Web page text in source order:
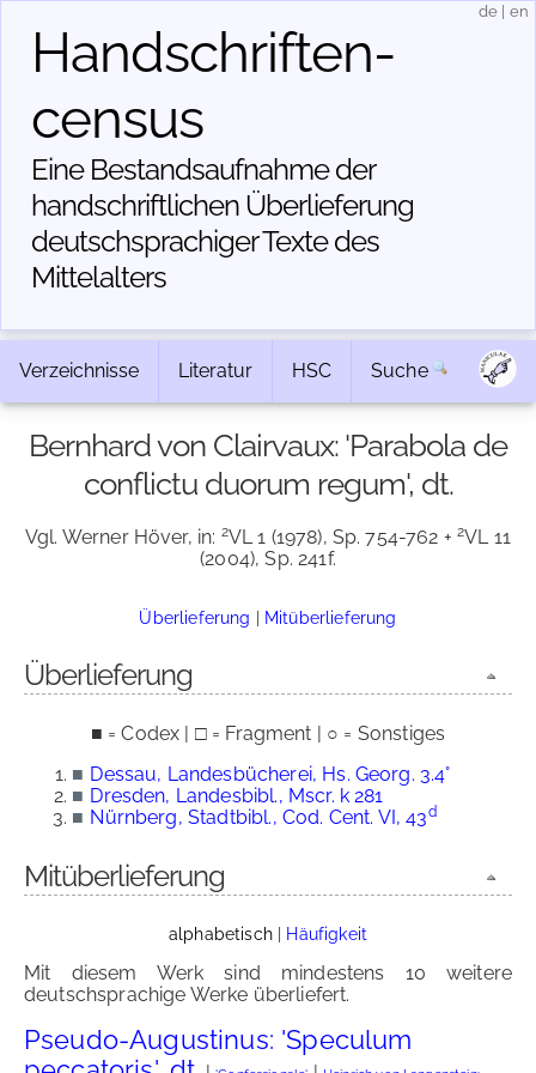
Handschriften­
census
Eine Bestandsaufnahme der
handschriftlichen Über­lieferung
deutschsprachiger Texte des
Mittelalters
de en
Verzeichnisse Literatur HSC Suche
Bernhard von Clairvaux: 'Parabola de
conflictu duorum regum', dt.
Vgl. Werner Höver, in: 2VL 1 (1978), Sp. 754-762 +2VL 11
(2004), Sp. 241f.
Überlieferung | Mitüberlieferung
Überlieferung
■ = Codex | □ = Fragment | ○ = Sonstiges
■ Dessau, Landesbücherei, Hs. Georg. 3.4°
■ Dresden, Landesbibl., Mscr. k 281
■ Nürnberg, Stadtbibl., Cod. Cent. VI, 43d
Mitüberlieferung
alphabetisch| Häufigkeit
Mit diesem Werk sind mindestens 10 weitere
deutschsprachige Werke überliefert.
Pseudo-Augustinus: 'Speculum